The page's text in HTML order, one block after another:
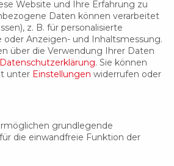
Website und Ihre Erfahrung zu
Daten können verarbeitet
z. B. für personalisierte
Anzeigen- und Inhaltsmessung.
über die Verwendung Ihrer Daten
Datenschutzerklärung. Sie können
unter Einstellungen widerrufen oder
grundlegende
die einwandfreie Funktion der